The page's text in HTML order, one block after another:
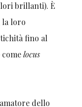
brillanti). È
la loro
fino al
locus
dello